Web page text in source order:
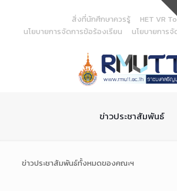
Content
สิ่งที่นักศึกษาควรรู้
HET VR
นโยบายการจัดการข้อร้องเรียน
นโยบายการ
ข่าวประชาสัมพันธ์
ข่าวประชาสัมพันธ์ทั้งหมดของคณะฯ